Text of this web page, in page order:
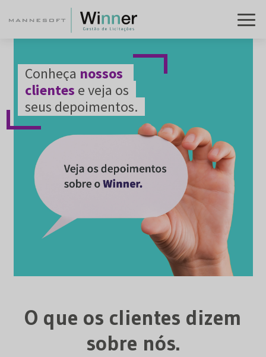
Conheça nossos
clientes e veja os
seus depoimentos.
O que os clientes dizem
sobre nós.